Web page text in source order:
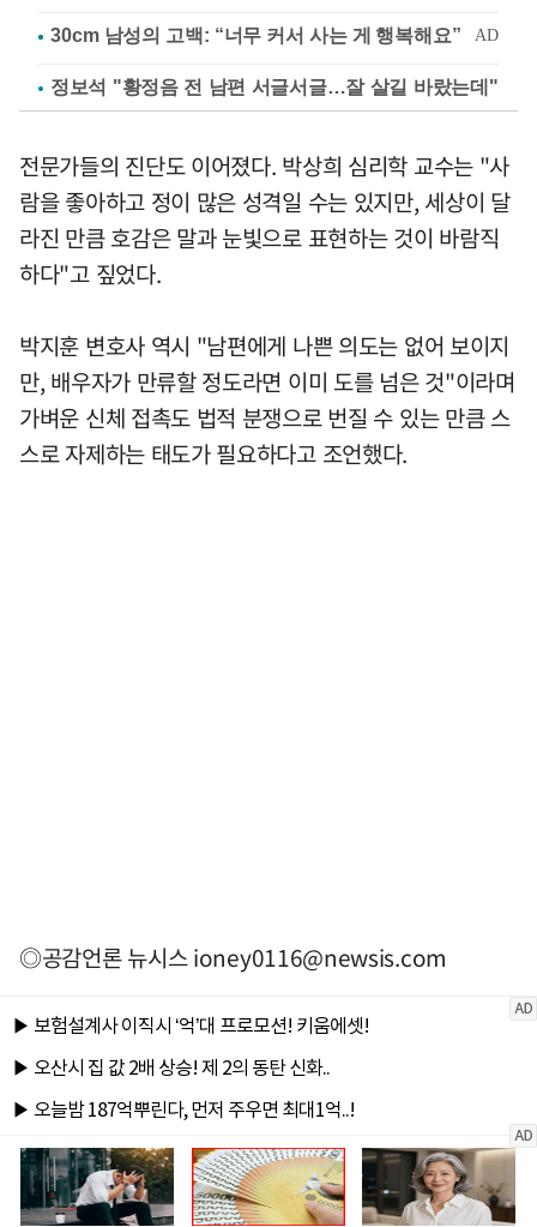
정보석 "황정음 전 남편 서글서글…잘 살길 바랐는데"
전문가들의 진단도 이어졌다. 박상희 심리학 교수는 "사
람을 좋아하고 정이 많은 성격일 수는 있지만, 세상이 달
라진 만큼 호감은 말과 눈빛으로 표현하는 것이 바람직
하다"고 짚었다.
박지훈 변호사 역시 "남편에게 나쁜 의도는 없어 보이지
만, 배우자가 만류할 정도라면 이미 도를 넘은 것"이라며
가벼운 신체 접촉도 법적 분쟁으로 번질 수 있는 만큼 스
스로 자제하는 태도가 필요하다고 조언했다.
◎공감언론 뉴시스ioney0116@newsis.com